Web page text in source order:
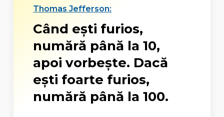
Thomas Jefferson:
Când eşti furios,
numără până la 10,
apoi vorbeşte. Dacă
eşti foarte furios,
numără până la 100.